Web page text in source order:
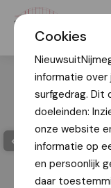
Cookies
informatie over
surfgedrag. Dit
doeleinden:
onze website
informatie op
en persoonlijk
daar